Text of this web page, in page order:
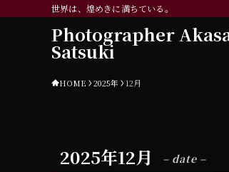
世界は、煌めきに満ちている。
Photographer
Satsuki
HOME 2025年 12月
2025年12月 – date –